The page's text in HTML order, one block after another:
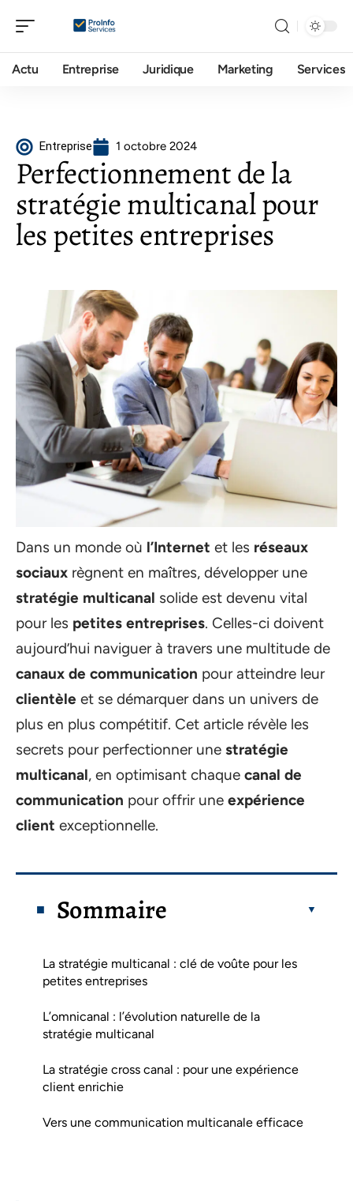
Actu Entreprise Juridique Marketing Services
Entreprise 1 octobre 2024
Perfectionnement de la
stratégie multicanal pour
les petites entreprises
Dans un monde où l’Internet et les réseaux
sociaux règnent en maîtres, développer une
stratégie multicanal solide est devenu vital
pour les petites entreprises. Celles-ci doivent
aujourd’hui naviguer à travers une multitude de
canaux de communication pour atteindre leur
clientèle et se démarquer dans un univers de
plus en plus compétitif. Cet article révèle les
secrets pour perfectionner une stratégie
multicanal, en optimisant chaque canal de
communication pour offrir une expérience
client exceptionnelle.
Sommaire
La stratégie multicanal : clé de voûte pour les
petites entreprises
L’omnicanal : l’évolution naturelle de la
stratégie multicanal
La stratégie cross canal : pour une expérience
client enrichie
Vers une communication multicanale efficace